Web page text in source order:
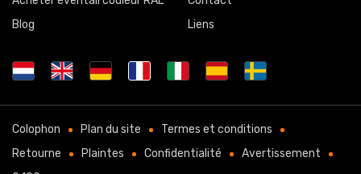
Blog
Liens
Colophon Plan du site
Termes et conditions
Retourne
Plaintes Confidentialité
Avertissement